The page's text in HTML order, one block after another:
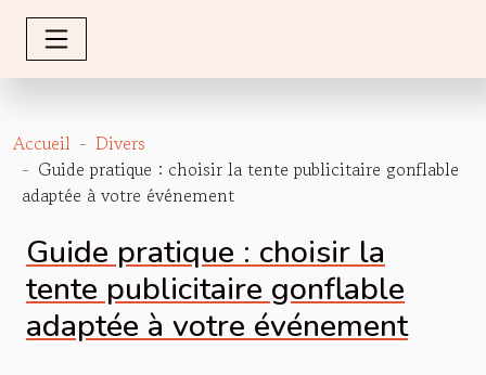
Accueil
Divers
Guide pratique : choisir la tente publicitaire gonflable
adaptée à votre événement
Guide pratique : choisir la
tente publicitaire gonflable
adaptée à votre événement